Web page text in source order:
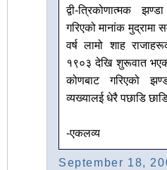
द्वी-त्रिकोणात्मक
गरिएको मानांक मुद्रामा
वर्ष लामो शाह
१९०३ देखि शुरूवात
कोणबाट गरिएको
व्यख्यालई धेरै पछाडि
-एकलव्य
September 18,